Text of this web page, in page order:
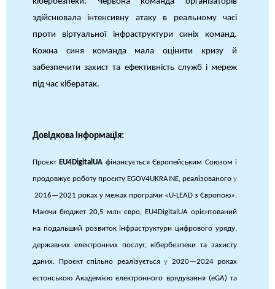
здійснювала інтенсивну атаку в реальному часі
проти віртуальної інфраструктури синіх команд.
Кожна синя команда мала оцінити кризу й
забезпечити захист та ефективність служб і мереж
під час кібератак.
Довідкова інформація:
Проєкт EU4DigitalUA фінансується Європейським Союзом і
продовжує роботу проєкту EGOV4UKRAINE, реалізованого у
2016—2021 роках у межах програми «U-LEAD з Європою».
Маючи бюджет 20,5 млн євро, EU4DigitalUA орієнтований
на подальший розвиток інфраструктури цифрового уряду,
державних електронних послуг, кібербезпеки та захисту
даних. Проєкт спільно реалізуєтьсяу 2020—2024 роках
естонською Академією електронного врядування (eGA) та